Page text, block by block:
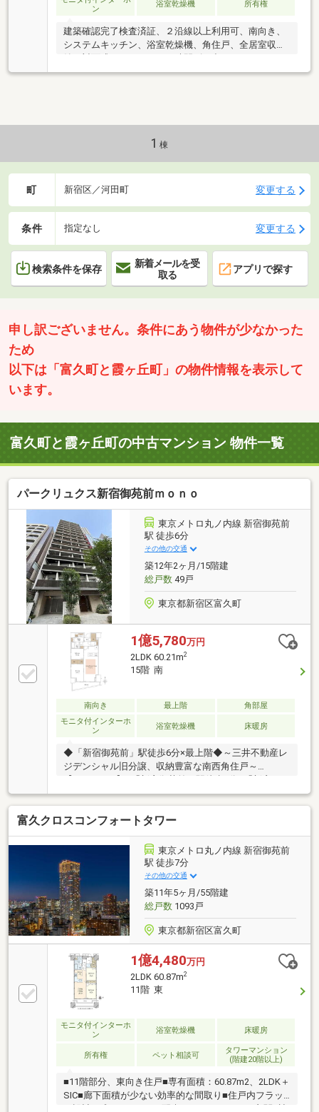
ン
浴室乾燥機 所有権
建築確認完了検査済証、２沿線以上利用可、南向き、
システムキッチン、浴室乾燥機、角住戸、全居室収
納、対面式キッチン、２４時間ゴミ出し可、セキュリ
ティ充実、南面バルコニー、温水洗浄便座、ＴＶモニ
置場
1 棟
町 新宿区／河田町 変更する
条件 指定なし 変更する
検索条件を保存
新着メールを受
取る
アプリで探す
申し訳ございません。条件にあう物件が少なかった
ため
以下は「富久町と霞ヶ丘町」の物件情報を表示して
います。
富久町と霞ヶ丘町の中古マンション 物件一覧
パークリュクス新宿御苑前ｍｏｎｏ
東京メトロ丸ノ内線 新宿御苑前
駅 徒歩6分
その他の交通
築12年2ヶ月/15階建
総戸数49戸
東京都新宿区富久町
1億5,780万円
2LDK 60.21m2
15階 南
南向き 最上階
角部屋
モニタ付インターホ
ン
浴室乾燥機 床暖房
◆「新宿御苑前」駅徒歩6分×最上階◆～三井不動産レ
ジデンシャル旧分譲、収納豊富な南西角住戸～
目」駅徒歩8分■2駅3路線利用可■新宿御苑 徒歩9分(約
600ｍ)緑を身近に感じられ環境【PLAN】■15階部分・
最上階、眺望良好■南西角住戸、陽当たり・通風良好
■WIC・SIC付の収納充実の2LDK■壁・天井クロス張替
■キッチン・浴室・洗面・トイレ新規交換etc■リフォ
ーム：2026年8月上旬完成※『8/3(月)～14(金)』は夏季
休業とさせて頂きます。
富久クロスコンフォートタワー
東京メトロ丸ノ内線 新宿御苑前
駅 徒歩7分
その他の交通
築11年5ヶ月/55階建
総戸数1093戸
東京都新宿区富久町
1億4,480万円
2LDK 60.87m2
11階 東
モニタ付インターホ
ン
浴室乾燥機 床暖房
所有権 ペット相談可
タワーマンション
(階建20階以上)
■11階部分、東向き住戸■専有面積：60.87m2、2LDK＋
SIC■廊下面積が少ない効率的な間取り■住戸内フラッ